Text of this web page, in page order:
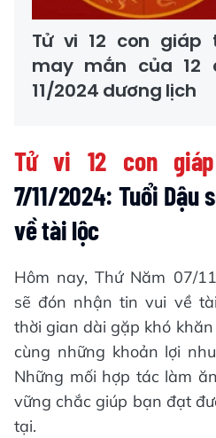
Tử vi 12 con giáp
may mắn của 12
11/2024 dương lịch
Tử vi 12 con giáp
7/11/2024: Tuổi Dậu
về tài lộc
Hôm nay, Thứ Năm 07/
sẽ đón nhận tin vui về
thời gian dài gặp khó
cùng những khoản lợi
Những mối hợp tác làm
vững chắc giúp bạn đạt
tại.